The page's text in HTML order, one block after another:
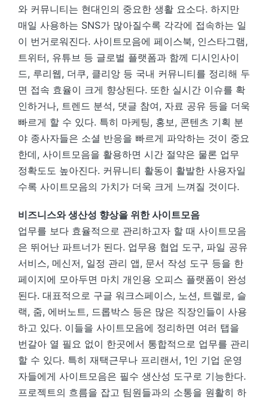
와 커뮤니티는 현대인의 중요한 생활 요소다. 하지만
매일 사용하는 SNS가 많아질수록 각각에 접속하는 일
이 번거로워진다. 사이트모음에 페이스북, 인스타그램,
트위터, 유튜브 등 글로벌 플랫폼과 함께 디시인사이
드, 루리웹, 더쿠, 클리앙 등 국내 커뮤니티를 정리해 두
면 접속 효율이 크게 향상된다. 또한 실시간 이슈를 확
인하거나, 트렌드 분석, 댓글 참여, 자료 공유 등을 더욱
빠르게 할 수 있다. 특히 마케팅, 홍보, 콘텐츠 기획 분
야 종사자들은 소셜 반응을 빠르게 파악하는 것이 중요
한데, 사이트모음을 활용하면 시간 절약은 물론 업무
정확도도 높아진다. 커뮤니티 활동이 활발한 사용자일
수록 사이트모음의 가치가 더욱 크게 느껴질 것이다.
비즈니스와 생산성 향상을 위한 사이트모음
업무를 보다 효율적으로 관리하고자 할 때 사이트모음
은 뛰어난 파트너가 된다. 업무용 협업 도구, 파일 공유
서비스, 메신저, 일정 관리 앱, 문서 작성 도구 등을 한
페이지에 모아두면 마치 개인용 오피스 플랫폼이 완성
된다. 대표적으로 구글 워크스페이스, 노션, 트렐로, 슬
랙, 줌, 에버노트, 드롭박스 등은 많은 직장인들이 사용
하고 있다. 이들을 사이트모음에 정리하면 여러 탭을
번갈아 열 필요 없이 한곳에서 통합적으로 업무를 관리
할 수 있다. 특히 재택근무나 프리랜서, 1인 기업 운영
자들에게 사이트모음은 필수 생산성 도구로 기능한다.
프로젝트의 흐름을 잡고 팀원들과의 소통을 원활히 하